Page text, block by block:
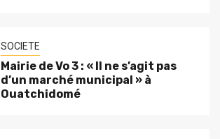
SOCIETE
Mairie de Vo 3 : « Il ne s’agit pas
d’un marché municipal » à
Ouatchidomé